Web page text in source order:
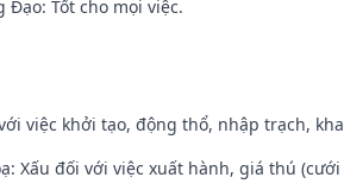
Tốt cho mọi việc.
việc khởi tạo, động thổ, nhập trạch,
Xấu đối với việc xuất hành, giá thú (cưới